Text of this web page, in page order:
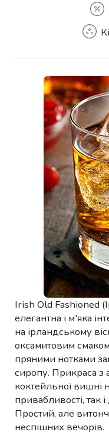
Irish Old Fashioned
елегантна і м'яка
на ірландському
оксамитовим
пряними нотками
сиропу. Прикраса з
коктейльної вишні
привабливості, так
Простий, але
неспішних вечорів.